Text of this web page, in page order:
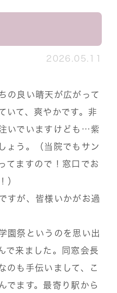
2026.05.11
の良い晴天が広がって
いて、爽やかです。非
いでいますけども…紫
ょう。（当院でもサン
てますので！窓口でお
）
すが、皆様いかがお過
園祭というのを思い出
で来ました。同窓会長
のも手伝いまして、こ
でます。最寄り駅から